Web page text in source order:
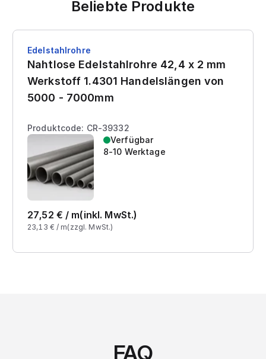
Beliebte Produkte
Edelstahlrohre
Nahtlose Edelstahlrohre 42,4 x 2 mm
Werkstoff 1.4301 Handelslängen von
5000 - 7000mm
Produktcode: CR-39332
Verfügbar
8-10 Werktage
27,52 € / m(inkl. MwSt.)
23,13 € / m(zzgl. MwSt.)
FAQ